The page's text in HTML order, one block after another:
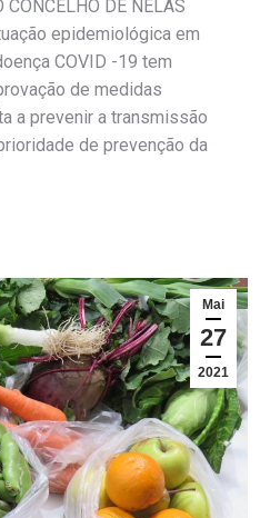
CONCELHO DE NELAS
epidemiológica em
COVID -19 tem
de medidas
a prevenir a transmissão
de prevenção da
Mai
27
2021